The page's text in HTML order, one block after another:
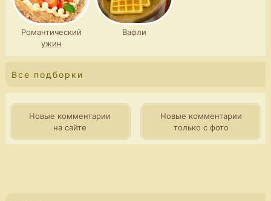
Романтический
ужин
Вафли
Все подборки
Новые комментарии
на сайте
Новые комментарии
только с фото